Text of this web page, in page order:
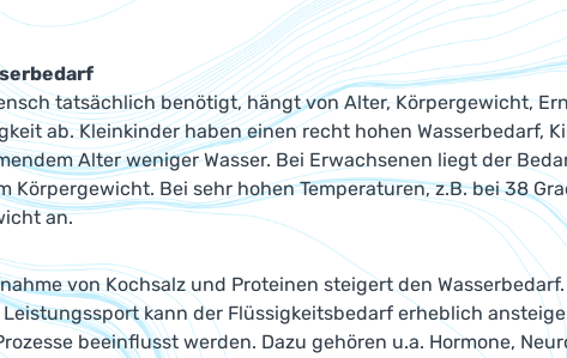
tatsächlich benötigt, hängt von Alter, Körpergewicht,
ab. Kleinkinder haben einen recht hohen Wasserbedarf,
Alter weniger Wasser. Bei Erwachsenen liegt der
Körpergewicht. Bei sehr hohen Temperaturen, z.B. bei 38
an.
von Kochsalz und Proteinen steigert den
kann der Flüssigkeitsbedarf erheblich
beeinflusst werden. Dazu gehören u.a. Hormone,